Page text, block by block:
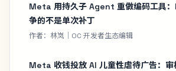
Meta 用持久子 Agent 重做编码工具
争的不是单次补丁
作者：林岚｜OC 开发者生态编辑
Meta 收钱投放 AI 儿童性虐待广告：审